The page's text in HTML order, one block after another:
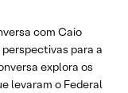
com Caio
para a
explora os
levaram o Federal